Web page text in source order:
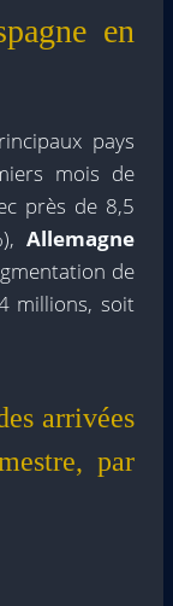
en
pays
mois de
près de 8,5
Allemagne
de
millions, soit
arrivées
par